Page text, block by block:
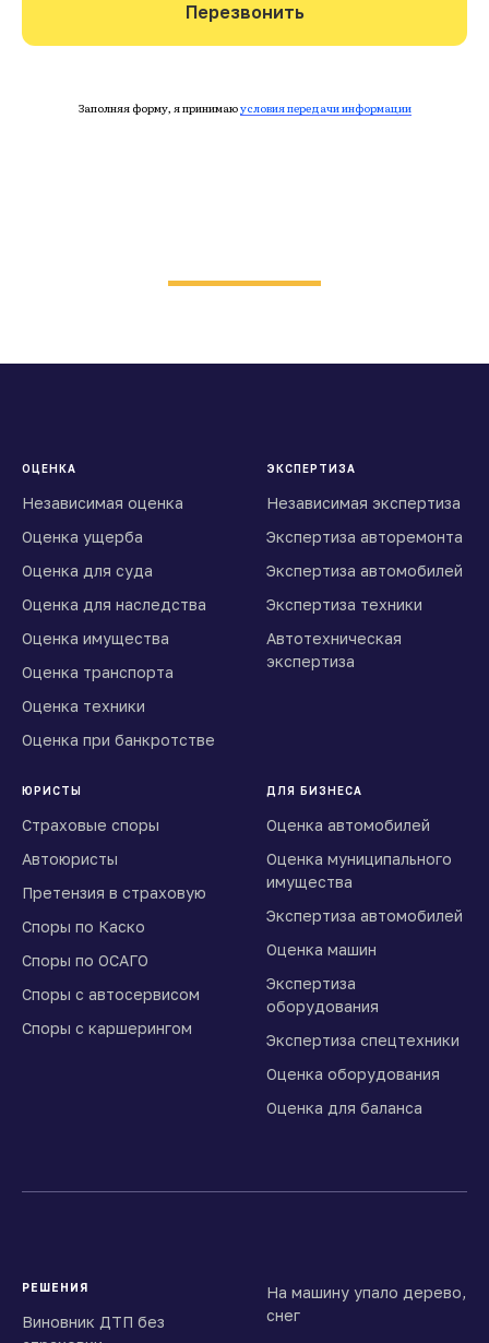
Перезвонить
Заполняя форму, я принимаюусловия передачи информации
ОЦЕНКА
Независимая оценка
Оценка ущерба
Оценка для суда
Оценка для наследства
Оценка имущества
Оценка транспорта
Оценка техники
Оценка при банкротстве
ЭКСПЕРТИЗА
Независимая экспертиза
Экспертиза авторемонта
Экспертиза автомобилей
Экспертиза техники
Автотехническая
экспертиза
ЮРИСТЫ
Страховые споры
Автоюристы
Претензия в страховую
Споры по Каско
Споры по ОСАГО
Споры с автосервисом
Споры с каршерингом
ДЛЯ БИЗНЕСА
Оценка автомобилей
Оценка муниципального
имущества
Экспертиза автомобилей
Оценка машин
Экспертиза
оборудования
Экспертиза спецтехники
Оценка оборудования
Оценка для баланса
РЕШЕНИЯ
Виновник ДТП без
На машину упало дерево,
снег